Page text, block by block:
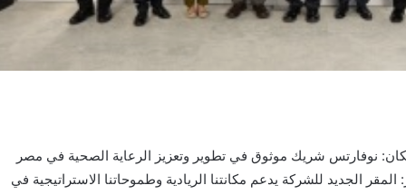
نوفارتس شريك موثوق في تطوير وتعزيز الرعاية الصحية في مصر
الجديد للشركة يدعم مكانتنا الريادية وطموحاتنا الاستراتيجية في